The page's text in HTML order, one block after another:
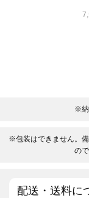
※納
※包装はできません。
の
配送・送料に